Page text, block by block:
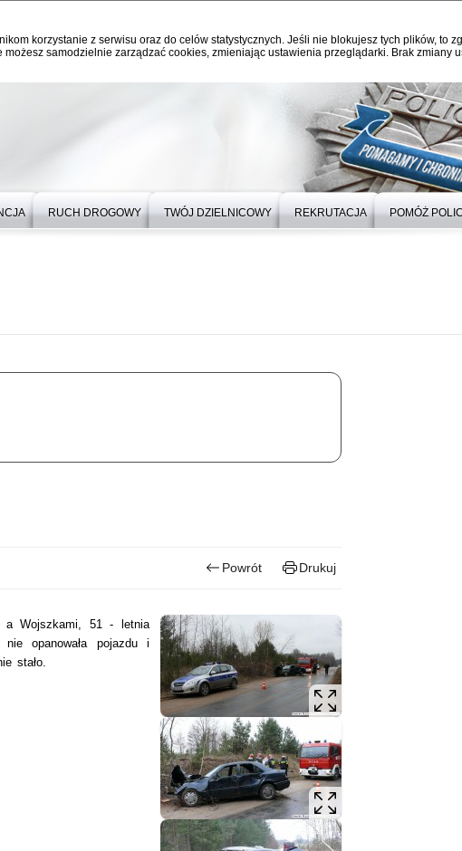
korzystanie z serwisu oraz do celów statystycznych. Jeśli nie blokujesz tych plików, to
samodzielnie zarządzać cookies, zmieniając ustawienia przeglądarki. Brak zmiany
RUCH DROGOWY TWÓJ DZIELNICOWY REKRUTACJA POMÓŻ
Powrót Drukuj
a Wojszkami, 51 - letnia
opanowała pojazdu i
stało.